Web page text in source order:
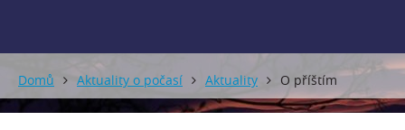
Domů Aktuality o počasí Aktuality O příštím
víkendu okolo 15 °C